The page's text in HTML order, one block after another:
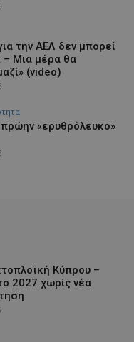
την ΑΕΛ δεν μπορεί
– Μια μέρα θα
(video)
«ερυθρόλευκο»
Κύπρου –
2027 χωρίς νέα